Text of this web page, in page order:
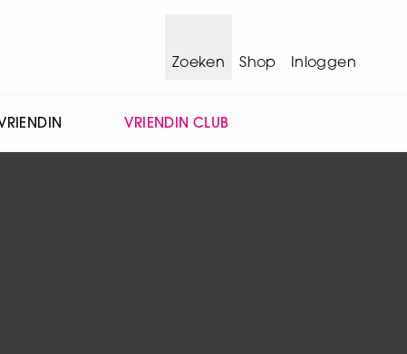
Zoeken
Shop Inloggen
VRIENDIN CLUB